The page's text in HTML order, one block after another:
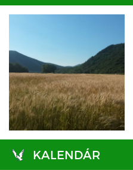
KALENDÁR